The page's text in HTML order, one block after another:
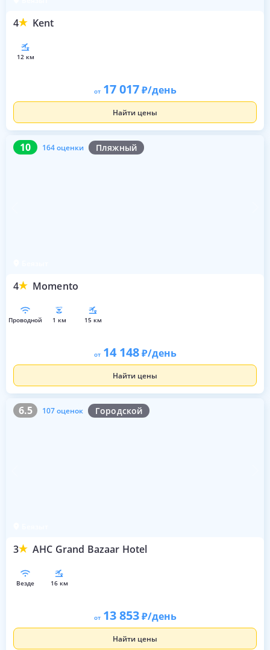
4 Kent
12 км
от 17 017 /день
Найти цены
10 164 оценки Пляжный
4 Momento
10 164 оценки
проводной 1 км 15 км
от 14 148 /день
Найти цены
6.5 107 оценок Городской
3 AHC Grand Bazaar Hotel
6.5 107 оценок
везде 16 км
от 13 853 /день
Найти цены